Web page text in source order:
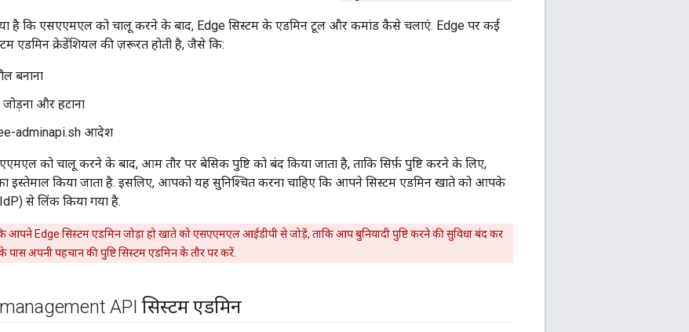
है कि एसएएमएल को चालू करने के बाद, Edge सिस्टम के एडमिन टूल और कमांड कैसे चलाएं. Edge पर कई
एडमिन क्रेडेंशियल की ज़रूरत होती है, जैसे कि:
बनाना
और हटाना
adminapi.sh आदेश
को चालू करने के बाद, आम तौर पर बेसिक पुष्टि को बंद किया जाता है, ताकि सिर्फ़ पुष्टि करने के लिए,
इस्तेमाल किया जाता है. इसलिए, आपको यह सुनिश्चित करना चाहिए कि आपने सिस्टम एडमिन खाते को आपके
से लिंक किया गया है.
आपने Edge सिस्टम एडमिन जोड़ा हो खाते को एसएएमएल आईडीपी से जोड़ें, ताकि आप बुनियादी पुष्टि करने की सुविधा बंद कर
अपनी पहचान की पुष्टि सिस्टम एडमिन के तौर पर करें.
API सिस्टम एडमिन